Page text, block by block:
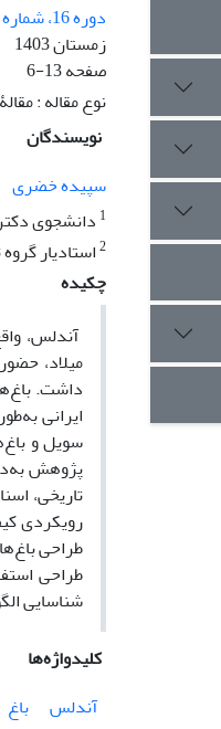
دوره 16، شماره 69
زمستان 1403
صفحه6-13
نوع مقاله :
نویسندگان
سپیده خضری
1 دانشجوی
2استادیار
چکیده
داشت.
ایرانی
سویل و
پژوهش
تاریخی،
رویکردی
طراحی
طراحی
شناسایی
کلیدواژه‌ها
آندلس
باغ